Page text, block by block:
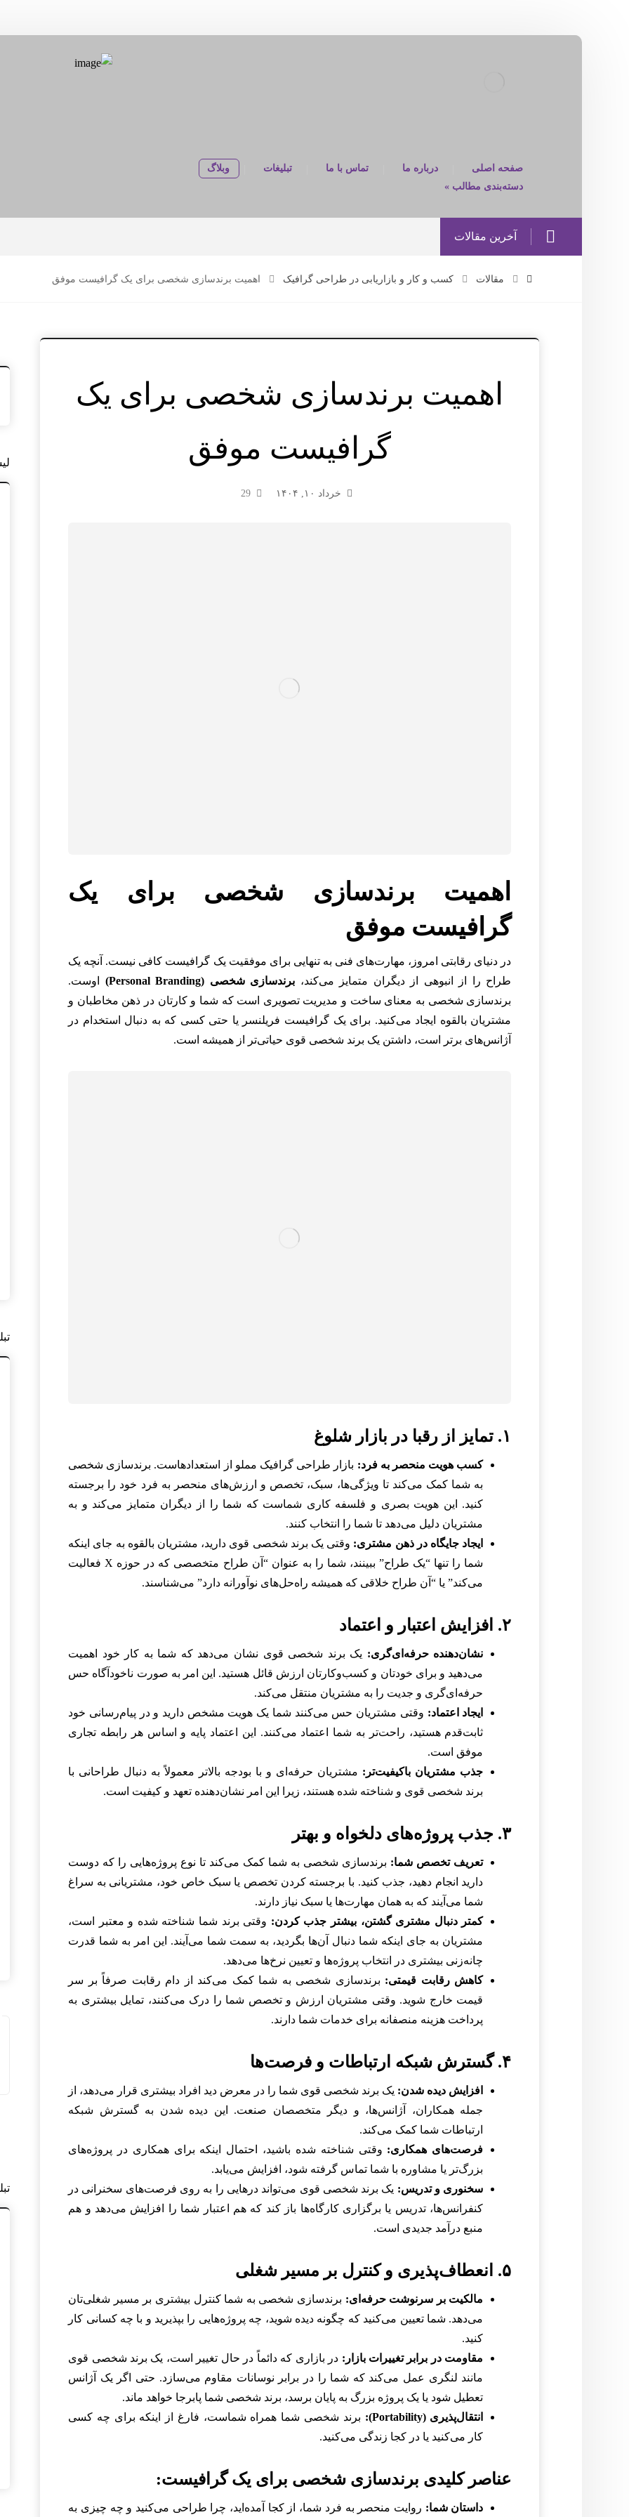
صفحه اصلی درباره ما تماس با ما تبلیغات
وبلاگ
دسته‌بندی مطالب »
آخرین مقالات
مقالات کسب و کار و بازاریابی در طراحی گرافیک اهمیت برندسازی شخصی برای یک گرافیست موفق
اهمیت برندسازی شخصی برای یک
گرافیست موفق
خرداد ۱۰, ۱۴۰۴ 29
اهمیت برندسازی شخصی برای یک
گرافیست موفق
در دنیای رقابتی امروز، مهارت‌های فنی به تنهایی برای موفقیت یک گرافیست کافی نیست. آنچه یک
طراح را از انبوهی از دیگران متمایز می‌کند، برندسازی شخصی (Personal Branding)
اوست.
برندسازی شخصی به معنای ساخت و مدیریت تصویری است که شما و کارتان در ذهن مخاطبان و
مشتریان بالقوه ایجاد می‌کنید. برای یک گرافیست فریلنسر یا حتی کسی که به دنبال استخدام در
آژانس‌های برتر است، داشتن یک برند شخصی قوی حیاتی‌تر از همیشه است.
۱. تمایز از رقبا در بازار شلوغ
کسب هویت منحصر به فرد: بازار طراحی گرافیک مملو از استعدادهاست. برندسازی شخصی
به شما کمک می‌کند تا ویژگی‌ها، سبک، تخصص و ارزش‌های منحصر به فرد خود را برجسته
کنید. این هویت بصری و فلسفه کاری شماست که شما را از دیگران متمایز می‌کند و به
مشتریان دلیل می‌دهد تا شما را انتخاب کنند.
ایجاد جایگاه در ذهن مشتری: وقتی یک برند شخصی قوی دارید، مشتریان بالقوه به جای اینکه
شما را تنها “یک طراح” ببینند، شما را به عنوان “آن طراح متخصصی که در حوزه X فعالیت
می‌کند” یا “آن طراح خلاقی که همیشه راه‌حل‌های نوآورانه دارد” می‌شناسند.
۲. افزایش اعتبار و اعتماد
نشان‌دهنده حرفه‌ای‌گری: یک برند شخصی قوی نشان می‌دهد که شما به کار خود اهمیت
می‌دهید و برای خودتان و کسب‌وکارتان ارزش قائل هستید. این امر به صورت ناخودآگاه حس
حرفه‌ای‌گری و جدیت را به مشتریان منتقل می‌کند.
ایجاد اعتماد: وقتی مشتریان حس می‌کنند شما یک هویت مشخص دارید و در پیام‌رسانی خود
ثابت‌قدم هستید، راحت‌تر به شما اعتماد می‌کنند. این اعتماد پایه و اساس هر رابطه تجاری
موفق است.
جذب مشتریان باکیفیت‌تر: مشتریان حرفه‌ای و با بودجه بالاتر معمولاً به دنبال طراحانی با
برند شخصی قوی و شناخته شده هستند، زیرا این امر نشان‌دهنده تعهد و کیفیت است.
۳. جذب پروژه‌های دلخواه و بهتر
تعریف تخصص شما: برندسازی شخصی به شما کمک می‌کند تا نوع پروژه‌هایی را که دوست
دارید انجام دهید، جذب کنید. با برجسته کردن تخصص یا سبک خاص خود، مشتریانی به سراغ
شما می‌آیند که به همان مهارت‌ها یا سبک نیاز دارند.
کمتر دنبال مشتری گشتن، بیشتر جذب کردن: وقتی برند شما شناخته شده و معتبر است،
مشتریان به جای اینکه شما دنبال آن‌ها بگردید، به سمت شما می‌آیند. این امر به شما قدرت
چانه‌زنی بیشتری در انتخاب پروژه‌ها و تعیین نرخ‌ها می‌دهد.
کاهش رقابت قیمتی: برندسازی شخصی به شما کمک می‌کند از دام رقابت صرفاً بر سر
قیمت خارج شوید. وقتی مشتریان ارزش و تخصص شما را درک می‌کنند، تمایل بیشتری به
پرداخت هزینه منصفانه برای خدمات شما دارند.
۴. گسترش شبکه ارتباطات و فرصت‌ها
افزایش دیده شدن: یک برند شخصی قوی شما را در معرض دید افراد بیشتری قرار می‌دهد، از
جمله همکاران، آژانس‌ها، و دیگر متخصصان صنعت. این دیده شدن به گسترش شبکه
ارتباطات شما کمک می‌کند.
فرصت‌های همکاری: وقتی شناخته شده باشید، احتمال اینکه برای همکاری در پروژه‌های
بزرگ‌تر یا مشاوره با شما تماس گرفته شود، افزایش می‌یابد.
سخنوری و تدریس: یک برند شخصی قوی می‌تواند درهایی را به روی فرصت‌های سخنرانی در
کنفرانس‌ها، تدریس یا برگزاری کارگاه‌ها باز کند که هم اعتبار شما را افزایش می‌دهد و هم
منبع درآمد جدیدی است.
۵. انعطاف‌پذیری و کنترل بر مسیر شغلی
مالکیت بر سرنوشت حرفه‌ای: برندسازی شخصی به شما کنترل بیشتری بر مسیر شغلی‌تان
می‌دهد. شما تعیین می‌کنید که چگونه دیده شوید، چه پروژه‌هایی را بپذیرید و با چه کسانی کار
کنید.
مقاومت در برابر تغییرات بازار: در بازاری که دائماً در حال تغییر است، یک برند شخصی قوی
مانند لنگری عمل می‌کند که شما را در برابر نوسانات مقاوم می‌سازد. حتی اگر یک آژانس
تعطیل شود یا یک پروژه بزرگ به پایان برسد، برند شخصی شما پابرجا خواهد ماند.
انتقال‌پذیری (Portability):
برند شخصی شما همراه شماست، فارغ از اینکه برای چه کسی
کار می‌کنید یا در کجا زندگی می‌کنید.
عناصر کلیدی برندسازی شخصی برای یک گرافیست:
داستان شما: روایت منحصر به فرد شما، از کجا آمده‌اید، چرا طراحی می‌کنید و چه چیزی به